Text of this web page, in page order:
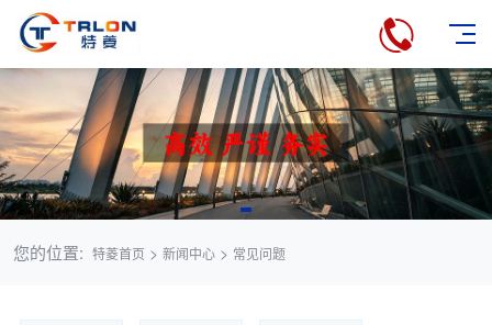
您的位置: 特菱首页 > 新闻中心> 常见问题